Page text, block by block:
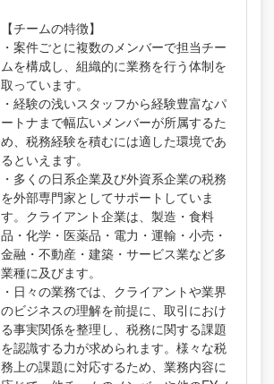
【チームの特徴】
・案件ごとに複数のメンバーで担当チー
ムを構成し、組織的に業務を行う体制を
取っています。
・経験の浅いスタッフから経験豊富なパ
ートナまで幅広いメンバーが所属するた
め、税務経験を積むには適した環境であ
るといえます。
・多くの日系企業及び外資系企業の税務
を外部専門家としてサポートしていま
す。クライアント企業は、製造・食料
品・化学・医薬品・電力・運輸・小売・
金融・不動産・建築・サービス業など多
業種に及びます。
・日々の業務では、クライアントや業界
のビジネスの理解を前提に、取引におけ
る事実関係を整理し、税務に関する課題
を認識する力が求められます。様々な税
務上の課題に対応するため、業務内容に